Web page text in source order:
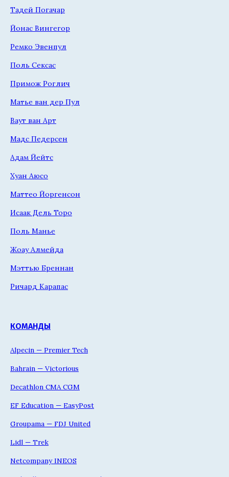
Тадей Погачар
Йонас Вингегор
Ремко Эвенпул
Поль Сексас
Примож Роглич
Матье ван дер Пул
Ваут ван Арт
Мадс Педерсен
Адам Йейтс
Хуан Аюсо
Маттео Йоргенсон
Исаак Дель Торо
Поль Манье
Жоау Алмейда
Мэттью Бреннан
Ричард Карапас
КОМАНДЫ
Alpecin — Premier Tech
Bahrain — Victorious
Decathlon CMA CGM
EF Education — EasyPost
Groupama — FDJ United
Lidl — Trek
Netcompany INEOS